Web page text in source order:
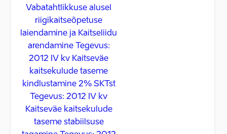
Vabatahtlikkuse alusel
riigikaitseõpetuse
laiendamine ja Kaitseliidu
arendamine Tegevus:
2012 IV kv Kaitseväe
kaitsekulude taseme
kindlustamine 2% SKTst
Tegevus: 2012 IV kv
Kaitseväe kaitsekulude
taseme stabiilsuse